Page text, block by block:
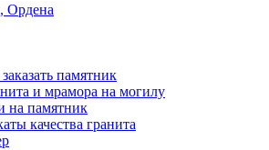
Ордена
памятник
и мрамора на могилу
на памятник
качества гранита